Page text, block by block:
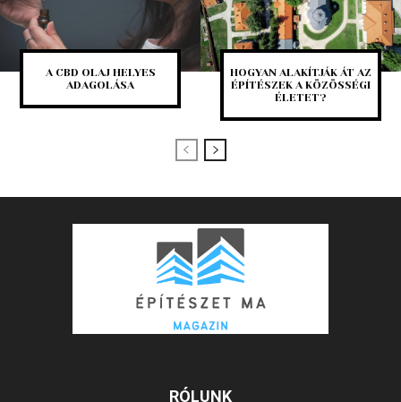
A CBD OLAJ HELYES
ADAGOLÁSA
HOGYAN ALAKÍTJÁK ÁT AZ
ÉPÍTÉSZEK A KÖZÖSSÉGI
ÉLETET?
RÓLUNK